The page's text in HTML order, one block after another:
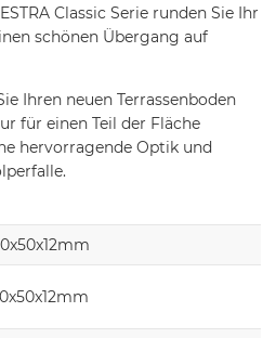
Classic Serie runden Sie Ihr
schönen Übergang auf
Ihren neuen Terrassenboden
für einen Teil der Fläche
hervorragende Optik und